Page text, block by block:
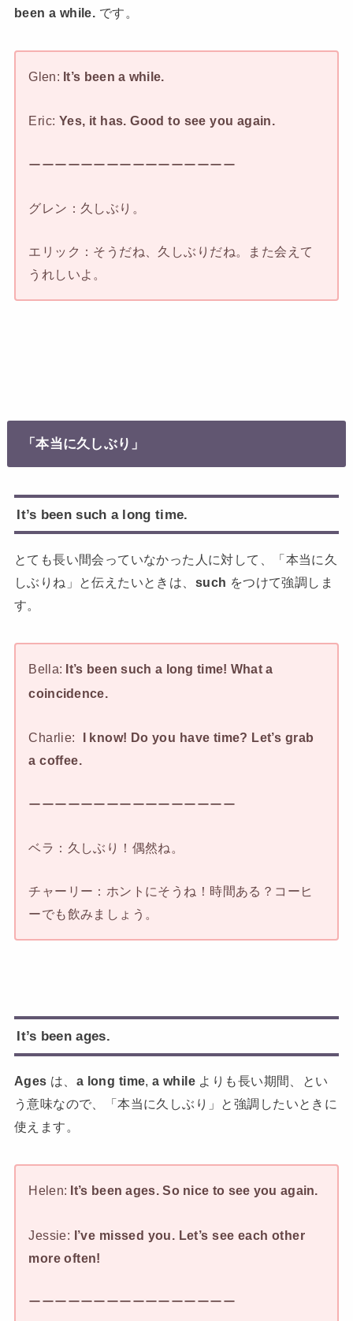
been a while. です。
Glen: It’s been a while.
Eric: Yes, it has. Good to see you again.
ーーーーーーーーーーーーーーーー
グレン：久しぶり。
エリック：そうだね、久しぶりだね。また会えて
うれしいよ。
「本当に久しぶり」
It’s been such a long time.
とても長い間会っていなかった人に対して、「本当に久
しぶりね」と伝えたいときは、 such をつけて強調しま
す。
Bella: It’s been such a long time! What a
coincidence.
Charlie:
I know! Do you have time? Let’s grab
a coffee.
ーーーーーーーーーーーーーーーー
ベラ：久しぶり！偶然ね。
チャーリー：ホントにそうね！時間ある？コーヒ
ーでも飲みましょう。
It’s been ages.
Ages は、 a long time,a while よりも長い期間、とい
う意味なので、「本当に久しぶり」と強調したいときに
使えます。
Helen: It’s been ages. So nice to see you again.
Jessie: I’ve missed you. Let’s see each other
more often!
ーーーーーーーーーーーーーーーー